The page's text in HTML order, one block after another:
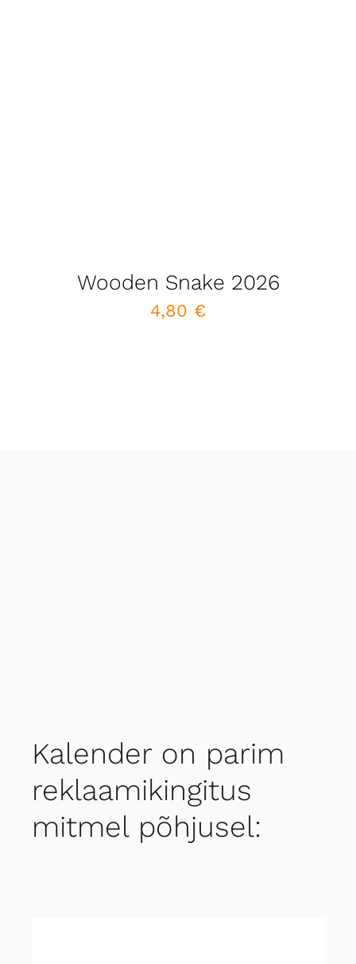
Wooden Snake 2026
4,80 €
Kalender on parim
reklaamikingitus
mitmel põhjusel: